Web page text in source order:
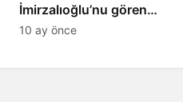
İmirzalıoğlu’nu gören
tanıyamıyor: Son hali
10 ay önce